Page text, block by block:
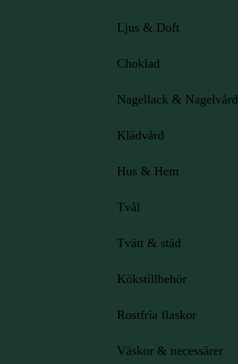
Ljus & Doft
Choklad
Nagellack & Nagelvård
Klädvård
Hus & Hem
Tvål
Tvätt & städ
Kökstillbehör
Rostfria flaskor
Väskor & necessärer